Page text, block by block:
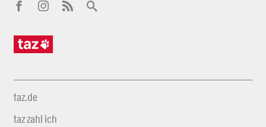
taz.de
taz zahl ich